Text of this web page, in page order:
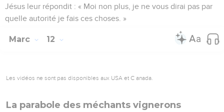
Jésus leur répondit : « Moi non plus, je ne vous dirai pas par
quelle autorité je fais ces choses. »
Marc 12
Les vidéos ne sont pas disponibles aux USA et C anada.
La parabole des méchants vignerons